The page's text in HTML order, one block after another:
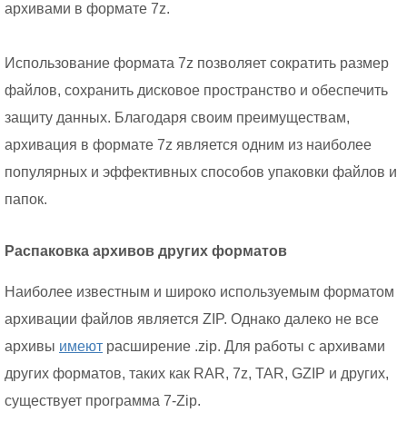
архивами в формате 7z.
Использование формата 7z позволяет сократить размер
файлов, сохранить дисковое пространство и обеспечить
защиту данных. Благодаря своим преимуществам,
архивация в формате 7z является одним из наиболее
популярных и эффективных способов упаковки файлов и
папок.
Распаковка архивов других форматов
Наиболее известным и широко используемым форматом
архивации файлов является ZIP. Однако далеко не все
архивы имеют расширение .zip. Для работы с архивами
других форматов, таких как RAR, 7z, TAR, GZIP и других,
существует программа 7-Zip.